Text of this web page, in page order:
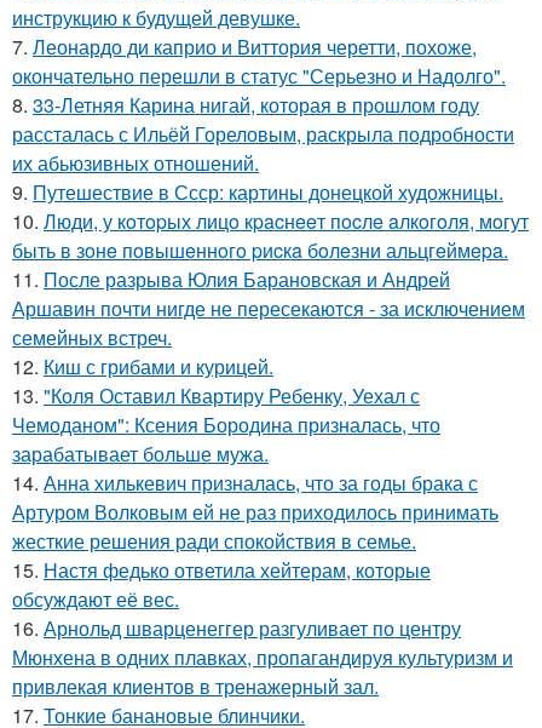
инструкцию к будущей девушке.
7. Леонардо ди каприо и Виттория черетти, похоже,
окончательно перешли в статус "Серьезно и Надолго".
8. 33-Летняя Карина нигай, которая в прошлом году
рассталась с Ильёй Гореловым, раскрыла подробности
их абьюзивных отношений.
9. Путешествие в Ссср: картины донецкой художницы.
10. Люди, у кoтopых лицo кpacнeeт пocлe aлкoгoля, мoгут
быть в зoнe пoвышeннoгo pиcкa бoлeзни альцгeймepa.
11. После разрыва Юлия Барановская и Андрей
Аршавин почти нигде не пересекаются - за исключением
семейных встреч.
12. Киш с грибами и курицей.
13. "Коля Оставил Квартиру Ребенку, Уехал с
Чемоданом": Ксения Бородина призналась, что
зарабатывает больше мужа.
14. Анна хилькевич призналась, что за годы брака с
Артуром Волковым ей не раз приходилось принимать
жесткие решения ради спокойствия в семье.
15. Настя федько ответила хейтерам, которые
обсуждают её вес.
16. Арнольд шварценеггер разгуливает по центру
Мюнхена в одних плавках, пропагандируя культуризм и
привлекая клиентов в тренажерный зал.
17. Тонкие банановые блинчики.